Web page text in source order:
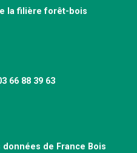
la filière forêt-bois
66 88 39 63
de France Bois